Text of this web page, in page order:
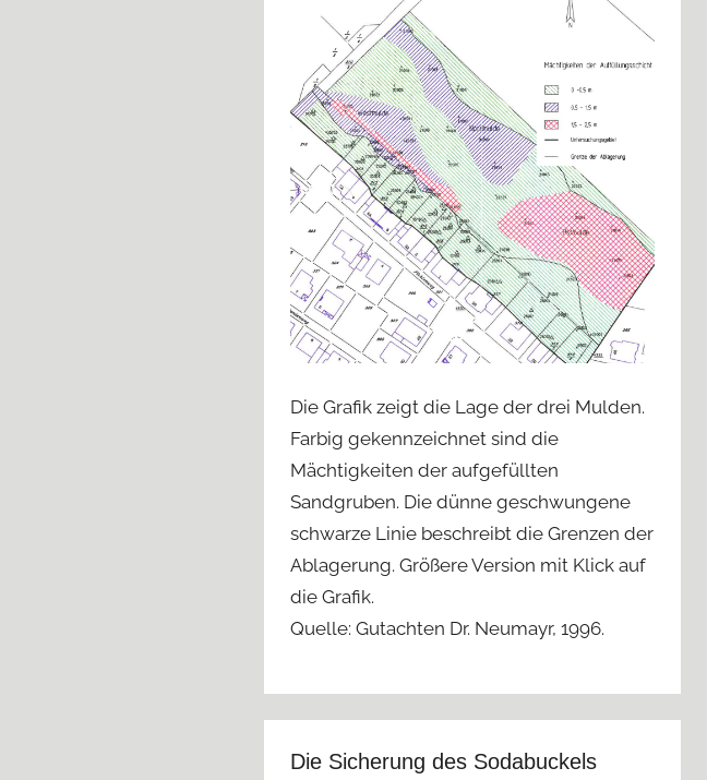
Die Grafik zeigt die Lage der drei Mulden.
Farbig gekennzeichnet sind die
Mächtigkeiten der aufgefüllten
Sandgruben. Die dünne geschwungene
schwarze Linie beschreibt die Grenzen der
Ablagerung. Größere Version mit Klick auf
die Grafik.
Quelle: Gutachten Dr. Neumayr, 1996.
Die Sicherung des Sodabuckels